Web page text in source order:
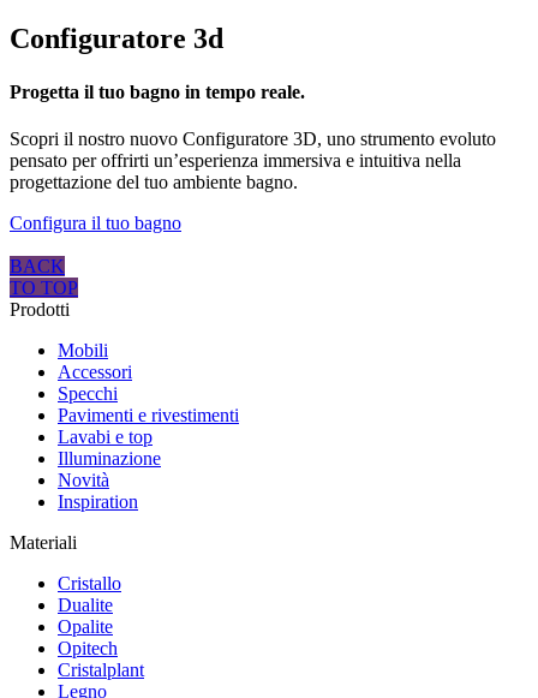
Configuratore 3d
Progetta il tuo bagno in tempo reale.
Scopri il nostro nuovo Configuratore 3D, uno strumento evoluto
pensato per offrirti un’esperienza immersiva e intuitiva nella
progettazione del tuo ambiente bagno.
Configura il tuo bagno
BACK
TO TOP
Prodotti
Mobili
Accessori
Specchi
Pavimenti e rivestimenti
Lavabi e top
Illuminazione
Novità
Inspiration
Materiali
Cristallo
Dualite
Opalite
Opitech
Cristalplant
Legno